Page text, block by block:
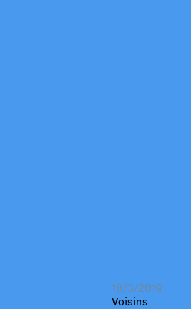
18/3/2019
Voisins